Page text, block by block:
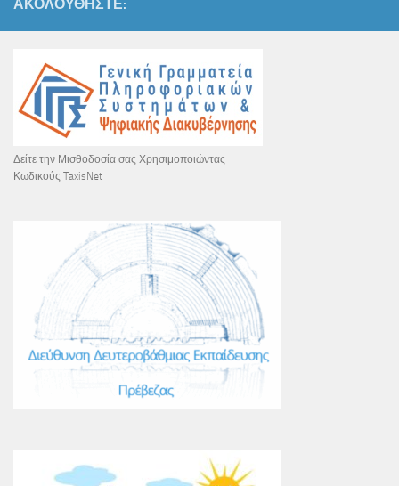
ΑΚΟΛΟΥΘΉΣΤΕ:
Δείτε την Μισθοδοσία σας Χρησιμοποιώντας
Κωδικούς TaxisNet